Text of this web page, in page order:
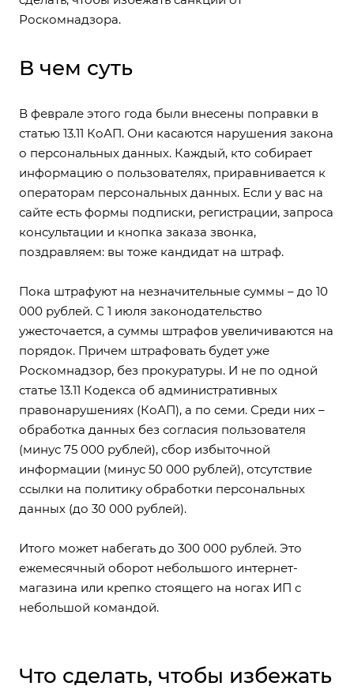
Роскомнадзора.
В чем суть
В феврале этого года были внесены поправки в
статью 13.11 КоАП. Они касаются нарушения закона
о персональных данных. Каждый, кто собирает
информацию о пользователях, приравнивается к
операторам персональных данных. Если у вас на
сайте есть формы подписки, регистрации, запроса
консультации и кнопка заказа звонка,
поздравляем: вы тоже кандидат на штраф.
Пока штрафуют на незначительные суммы – до 10
000 рублей. С 1 июля законодательство
ужесточается, а суммы штрафов увеличиваются на
порядок. Причем штрафовать будет уже
Роскомнадзор, без прокуратуры. И не по одной
статье 13.11 Кодекса об административных
правонарушениях (КоАП), а по семи. Среди них –
обработка данных без согласия пользователя
(минус 75 000 рублей), сбор избыточной
информации (минус 50 000 рублей), отсутствие
ссылки на политику обработки персональных
данных (до 30 000 рублей).
Итого может набегать до 300 000 рублей. Это
ежемесячный оборот небольшого интернет-
магазина или крепко стоящего на ногах ИП с
небольшой командой.
Что сделать, чтобы избежать